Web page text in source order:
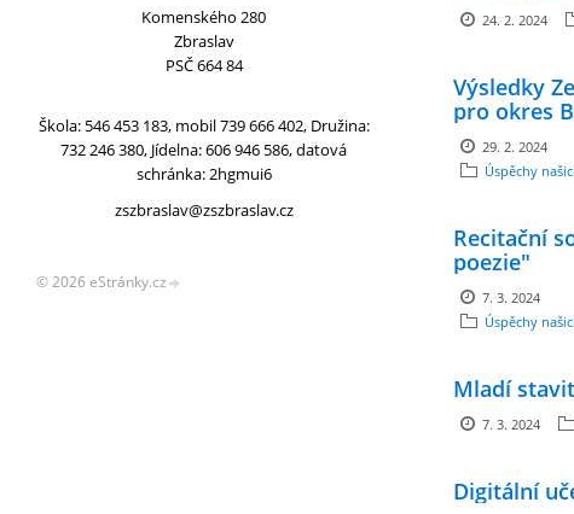
Komenského 280
Zbraslav
PSČ 664 84
Škola: 546 453 183, mobil 739 666 402, Družina:
732 246 380, Jídelna: 606 946 586, datová
schránka: 2hgmui6
zszbraslav@zszbraslav.cz
© 2026 eStránky.cz
24. 2. 2024
Výsledky
pro okres
29. 2. 2024
Úspěchy
Recitační
poezie"
7. 3. 2024
Úspěchy
Mladí
7. 3. 2024
Digitální